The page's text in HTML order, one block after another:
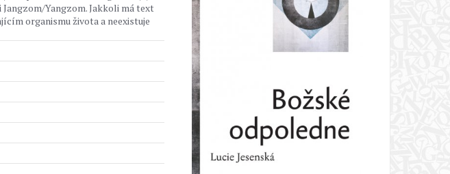
Yangzom. Jakkoli má text
organismu života a neexistuje